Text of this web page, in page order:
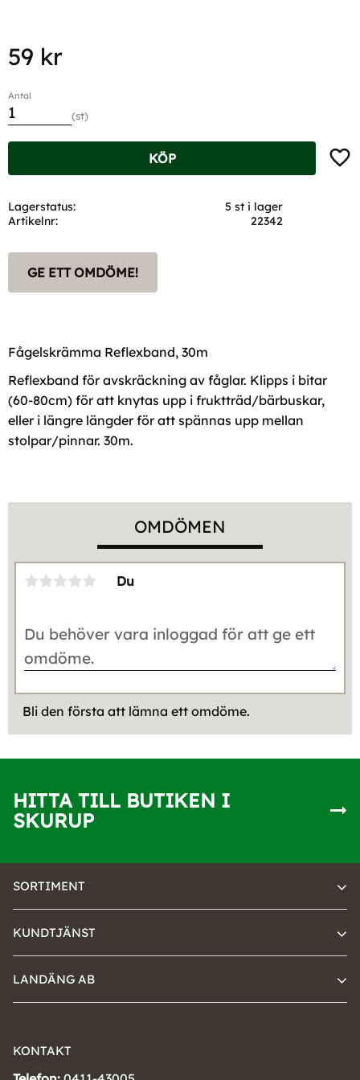
59 kr
Antal
st
KÖP
Lagerstatus
5 st i lager
Artikelnr
22342
GE ETT OMDÖME!
Fågelskrämma Reflexband, 30m
Reflexband för avskräckning av fåglar. Klipps i bitar
(60-80cm) för att knytas upp i fruktträd/bärbuskar,
eller i längre längder för att spännas upp mellan
stolpar/pinnar. 30m.
OMDÖMEN
Du
Bli den första att lämna ett omdöme.
HITTA TILL BUTIKEN I
SKURUP
SORTIMENT
KUNDTJÄNST
LANDÄNG AB
KONTAKT